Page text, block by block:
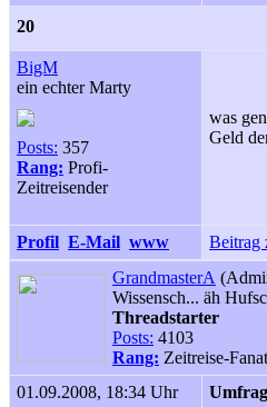
20 
BigM
ein echter Marty
Posts: 357
Rang: Profi-
Zeitreisender
was
Geld
Profil E-Mail www
Beitrag
GrandmasterA
Wissensch... äh
Threadstarter
Posts: 4103
Rang: Zeitreise-
01.09.2008, 18:34 Uhr